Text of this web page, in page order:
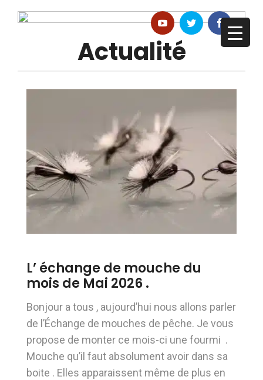
Actualité
L’ échange de mouche du
mois de Mai 2026 .
Bonjour a tous , aujourd’hui nous allons parler
de l’Échange de mouches de pêche. Je vous
propose de monter ce mois-ci une fourmi .
Mouche qu’il faut absolument avoir dans sa
boite . Elles apparaissent même de plus en